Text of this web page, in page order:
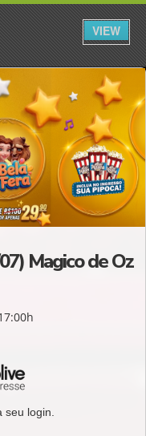
VIEW
Magico de Oz
login.